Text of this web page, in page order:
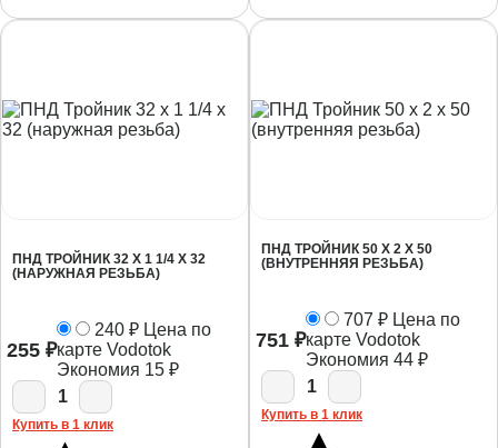
ПНД ТРОЙНИК 32 Х 1 1/4 X 32
(НАРУЖНАЯ РЕЗЬБА)
255 ₽
240 ₽ Цена по
карте Vodotok
Экономия 15 ₽
1
Купить в 1 клик
ПНД ТРОЙНИК 50 Х 2 Х 50
(ВНУТРЕННЯЯ РЕЗЬБА)
751 ₽
707 ₽ Цена по
карте Vodotok
Экономия 44 ₽
1
Купить в 1 клик